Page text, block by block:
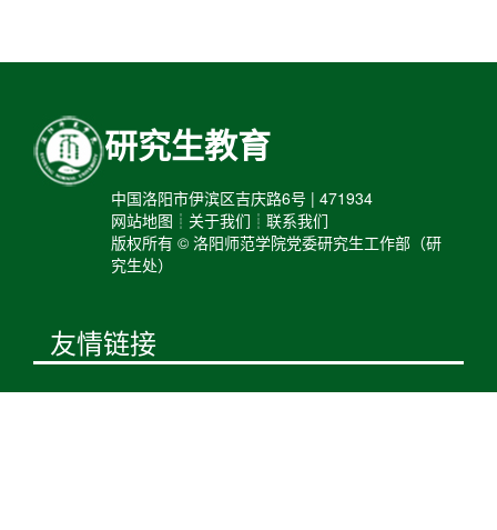
研究生教育
中国洛阳市伊滨区吉庆路6号 | 471934
网站地图┊关于我们┊联系我们
版权所有 © 洛阳师范学院党委研究生工作部（研
究生处）
友情链接